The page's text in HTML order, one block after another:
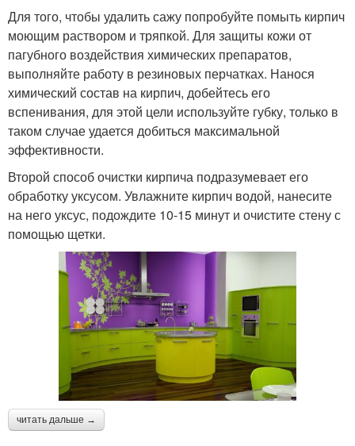
Для того, чтобы удалить сажу попробуйте помыть кирпич
моющим раствором и тряпкой. Для защиты кожи от
пагубного воздействия химических препаратов,
выполняйте работу в резиновых перчатках. Нанося
химический состав на кирпич, добейтесь его
вспенивания, для этой цели используйте губку, только в
таком случае удается добиться максимальной
эффективности.
Второй способ очистки кирпича подразумевает его
обработку уксусом. Увлажните кирпич водой, нанесите
на него уксус, подождите 10-15 минут и очистите стену с
помощью щетки.
читать дальше →